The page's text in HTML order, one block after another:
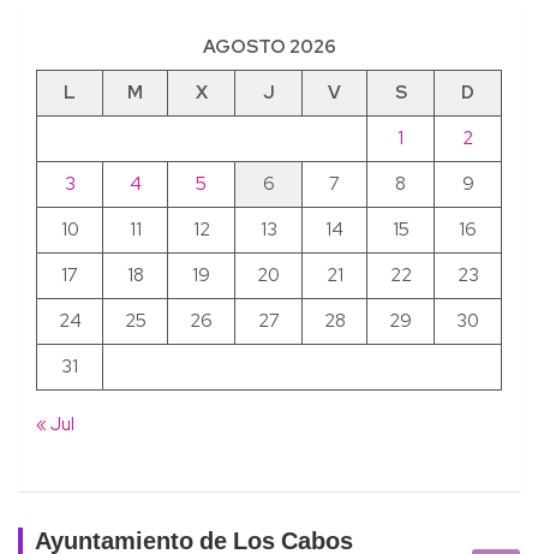
AGOSTO 2026
L
M X J V S
D
1
2
3
4 5 6 7 8
9
10
11 12 13 14 15
16
17
18 19 20 21 22
23
24
25 26 27 28 29
30
31
« Jul
Ayuntamiento de Los Cabos